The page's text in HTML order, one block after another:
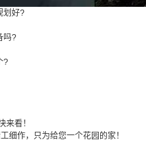
划好?
吗?
?
来看！
细作，只为给您一个花园的家！